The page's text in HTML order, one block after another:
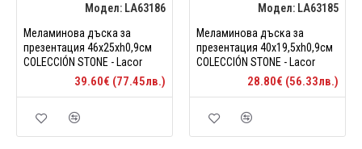
Модел: LA63186
Меламинова дъска за
презентация 46x25xh0,9см
COLECCIÓN STONE - Lacor
39.60€ (77.45лв.)
Модел: LA63185
Меламинова дъска за
презентация 40x19,5xh0,9см
COLECCIÓN STONE - Lacor
28.80€ (56.33лв.)